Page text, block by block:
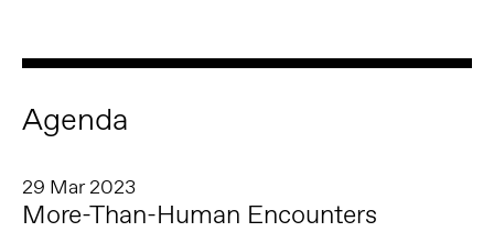
Agenda
29 Mar 2023
More-Than-Human Encounters